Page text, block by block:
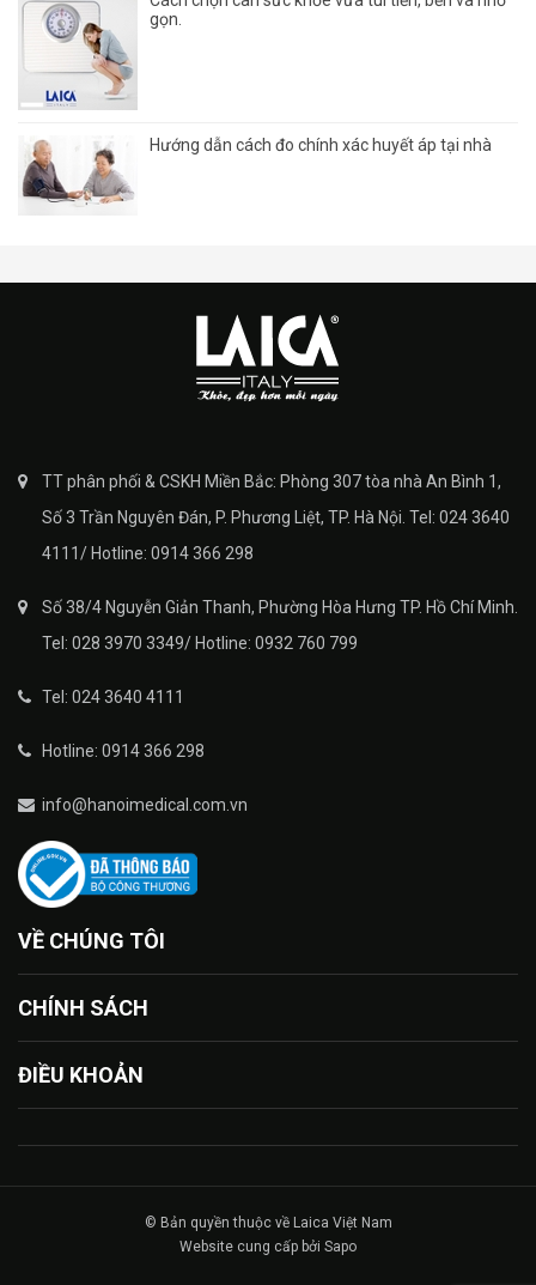
gọn.
Hướng dẫn cách đo chính xác huyết áp tại nhà
TT phân phối & CSKH Miền Bắc: Phòng 307 tòa nhà An Bình 1,
Số 3 Trần Nguyên Đán, P. Phương Liệt, TP. Hà Nội. Tel: 024 3640
4111/ Hotline: 0914 366 298
Số 38/4 Nguyễn Giản Thanh, Phường Hòa Hưng TP. Hồ Chí Minh.
Tel: 028 3970 3349/ Hotline: 0932 760 799
Tel: 024 3640 4111
Hotline: 0914 366 298
info@hanoimedical.com.vn
VỀ CHÚNG TÔI
CHÍNH SÁCH
ĐIỀU KHOẢN
© Bản quyền thuộc về Laica Việt Nam
Website cung cấp bởi Sapo